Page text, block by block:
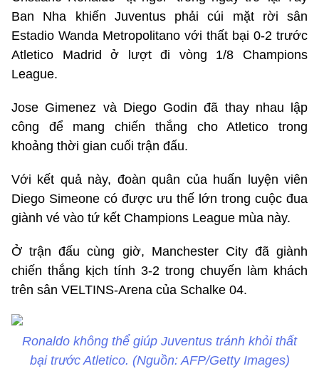
Ban Nha khiến Juventus phải cúi mặt rời sân
Estadio Wanda Metropolitano với thất bại 0-2 trước
Atletico Madrid ở lượt đi vòng 1/8 Champions
League.
Jose Gimenez và Diego Godin đã thay nhau lập
công để mang chiến thắng cho Atletico trong
khoảng thời gian cuối trận đấu.
Với kết quả này, đoàn quân của huấn luyện viên
Diego Simeone có được ưu thế lớn trong cuộc đua
giành vé vào tứ kết Champions League mùa này.
Ở trận đấu cùng giờ, Manchester City đã giành
chiến thắng kịch tính 3-2 trong chuyến làm khách
trên sân VELTINS-Arena của Schalke 04.
Ronaldo không thể giúp Juventus tránh khỏi thất
bại trước Atletico. (Nguồn: AFP/Getty Images)